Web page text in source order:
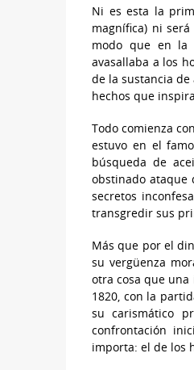
Ni es esta la
magnífica) ni
modo que en la
avasallaba a los
de la sustancia
hechos que
Todo comienza
estuvo en el
búsqueda de
obstinado ataque
secretos
transgredir sus
Más que por el
su vergüenza
otra cosa que una
1820, con la
su carismático
confrontación
importa: el de los